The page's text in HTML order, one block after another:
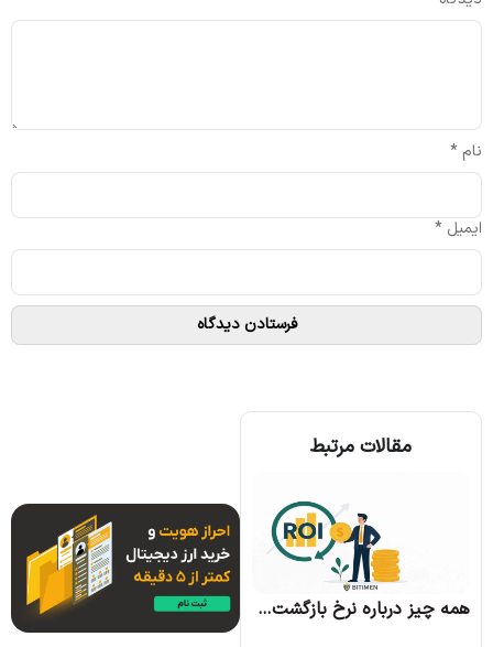
نام *
ایمیل *
مقالات مرتبط
همه چیز درباره نرخ بازگشت سرمایه و نحوه محاسبه آن